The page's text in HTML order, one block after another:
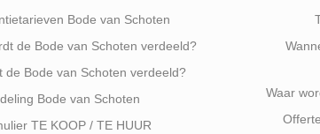
Bode van Schoten
de Bode van Schoten verdeeld?
de Bode van Schoten verdeeld?
Bode van Schoten
TE KOOP / TE HUUR
Waar